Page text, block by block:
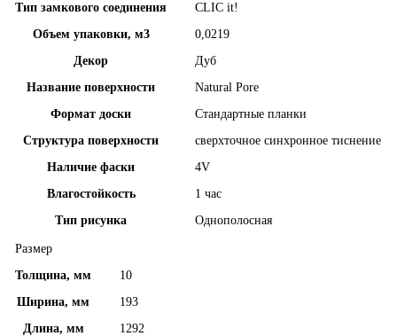
Тип замкового соединения
CLIC it!
Объем упаковки, м3
0,0219
Декор
Дуб
Название поверхности
Natural Pore
Формат доски
Стандартные планки
Структура поверхности
сверхточное синхронное тиснение
Наличие фаски
4V
Влагостойкость
1 час
Тип рисунка
Однополосная
Размер
Толщина, мм
10
Ширина, мм
193
Длина, мм
1292